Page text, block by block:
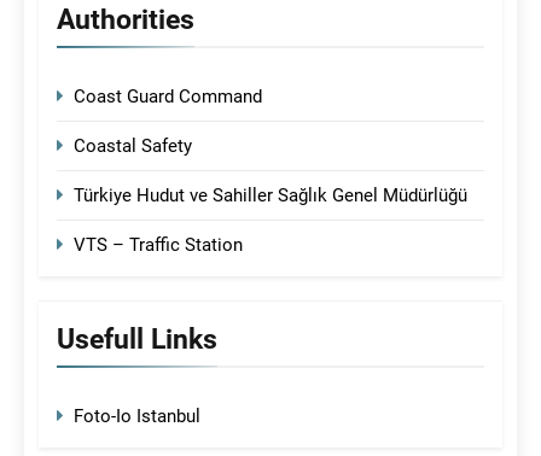
Authorities
Coast Guard Command
Coastal Safety
Türkiye Hudut ve Sahiller Sağlık Genel Müdürlüğü
VTS – Traffic Station
Usefull Links
Foto-Io Istanbul